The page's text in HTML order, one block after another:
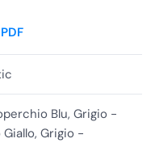
capiente e facile da
facilitata daruote
Blu, Grigio -
Grigio -